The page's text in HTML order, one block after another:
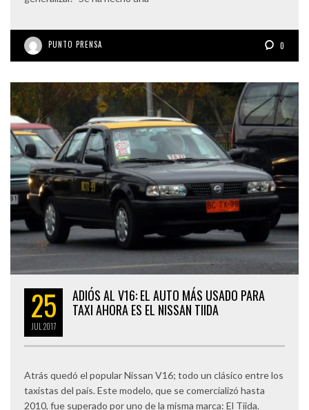
PUNTO PRENSA 0
25
JUL2017
ADIÓS AL V16: EL AUTO MÁS USADO PARA
TAXI AHORA ES EL NISSAN TIIDA
Atrás quedó el popular Nissan V16; todo un clásico entre los
taxistas del país. Este modelo, que se comercializó hasta
2010, fue superado por uno de la misma marca: El Tiida.